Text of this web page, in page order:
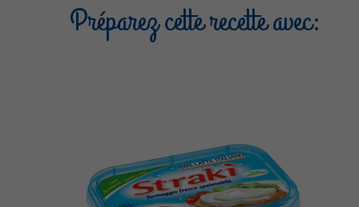
Préparez cette recette avec: